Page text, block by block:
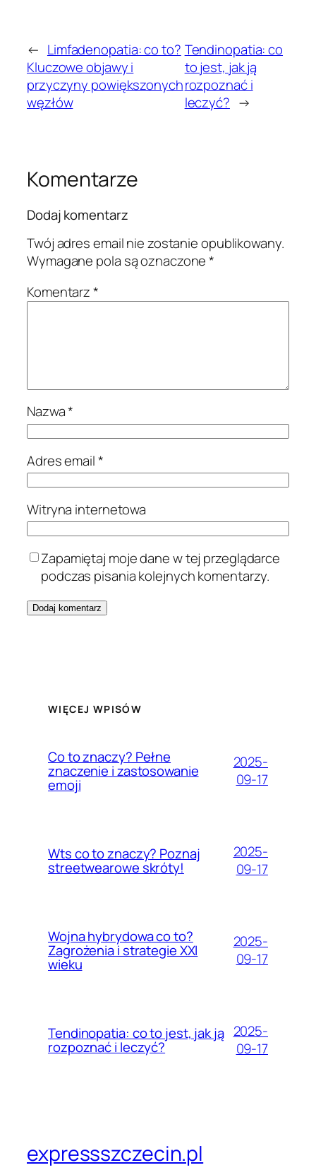
← Limfadenopatia: co to?
Kluczowe objawy i
przyczyny powiększonych
węzłów
Tendinopatia: co
to jest, jak ją
rozpoznać i
leczyć? →
Komentarze
Dodaj komentarz
Twój adres email nie zostanie opublikowany.
Wymagane pola są oznaczone*
Komentarz*
Nazwa*
Adres email*
Witryna internetowa
Zapamiętaj moje dane w tej przeglądarce
podczas pisania kolejnych komentarzy.
WIĘCEJ WPISÓW
Co to znaczy? Pełne
znaczenie i zastosowanie
emoji
2025-
09-17
Wts co to znaczy? Poznaj
streetwearowe skróty!
2025-
09-17
Wojna hybrydowa co to?
Zagrożenia i strategie XXI
wieku
2025-
09-17
Tendinopatia: co to jest, jak ją
rozpoznać i leczyć?
2025-
09-17
expressszczecin.pl